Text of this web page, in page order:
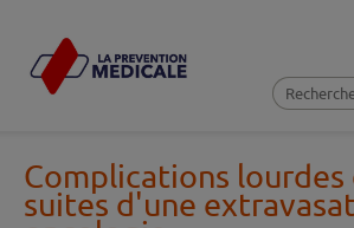
Complications lourdes
suites d'une